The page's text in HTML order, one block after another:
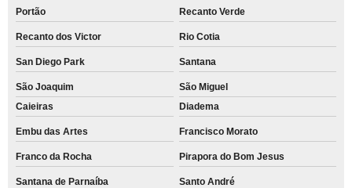
Portão Recanto Verde
Recanto dos Victor Rio Cotia
San Diego Park Santana
São Joaquim
São Miguel
Caieiras
Diadema
Embu das Artes Francisco Morato
Franco da Rocha Pirapora do Bom Jesus
Santana de Parnaíba Santo André